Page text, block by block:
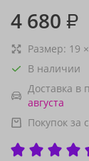
4 680 ₽
Размер: 19 ×
В наличии
Доставка в
августа
Покупок за